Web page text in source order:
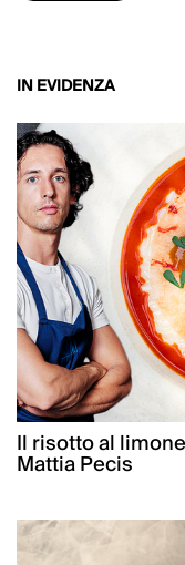
IN EVIDENZA
Il risotto al
Mattia Pecis